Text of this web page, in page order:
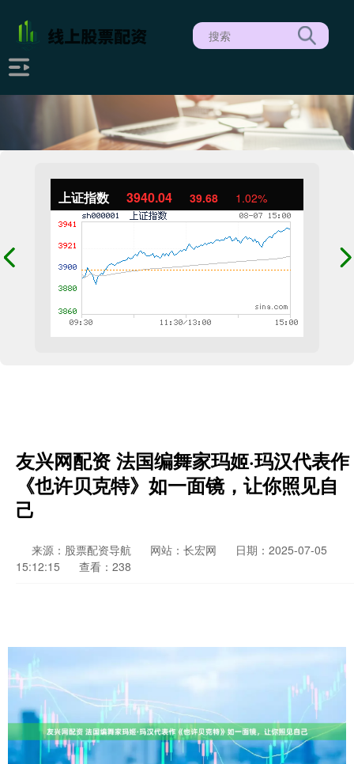
上证指数 3940.04 39.68 1.02%
友兴网配资 法国编舞家玛姬·玛汉代表作
《也许贝克特》如一面镜，让你照见自
己
来源：股票配资导航 网站：长宏网
日期：2025-07-05
15:12:15
查看：238